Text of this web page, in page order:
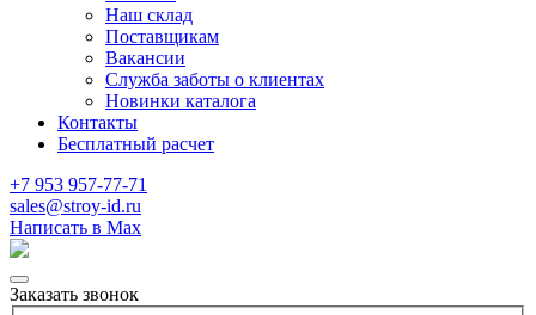
Наш склад
Поставщикам
Вакансии
Служба заботы о клиентах
Новинки каталога
Контакты
Бесплатный расчет
+7 953 957-77-71
sales@stroy-id.ru
Написать в Max
Заказать звонок